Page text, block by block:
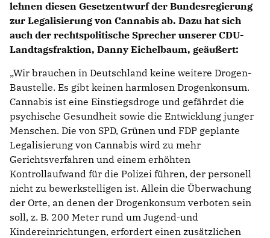
lehnen diesen Gesetzentwurf der Bundesregierung
zur Legalisierung von Cannabis ab. Dazu hat sich
auch der rechtspolitische Sprecher unserer CDU-
Landtagsfraktion, Danny Eichelbaum, geäußert:
Wir brauchen in Deutschland keine weitere Drogen-
Baustelle. Es gibt keinen harmlosen Drogenkonsum.
Cannabis ist eine Einstiegsdroge und gefährdet die
psychische Gesundheit sowie die Entwicklung junger
Menschen. Die von SPD, Grünen und FDP geplante
Legalisierung von Cannabis wird zu mehr
Gerichtsverfahren und einem erhöhten
Kontrollaufwand für die Polizei führen, der personell
nicht zu bewerkstelligen ist. Allein die Überwachung
der Orte, an denen der Drogenkonsum verboten sein
soll, z. B. 200 Meter rund um Jugend-und
Kindereinrichtungen, erfordert einen zusätzlichen